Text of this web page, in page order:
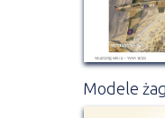
Modele